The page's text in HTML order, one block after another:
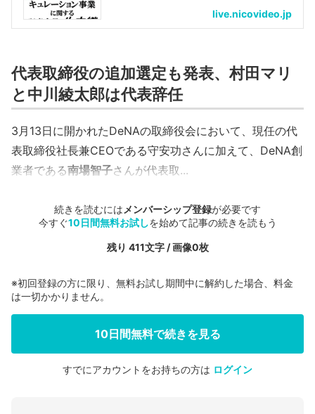
live.nicovideo.jp
代表取締役の追加選定も発表、村田マリ
と中川綾太郎は代表辞任
3月13日に開かれたDeNAの取締役会において、現任の代
表取締役社長兼CEOである守安功さんに加えて、DeNA創
業者である南場智子さんが代表取...
続きを読むには メンバーシップ登録が必要です
今すぐ10日間無料お試しを始めて記事の続きを読もう
残り 411文字 / 画像0枚
会員登録する
※初回登録の方に限り、無料お試し期間中に解約した場合、料金
は一切かかりません。
10日間無料で続きを見る
すでにアカウントをお持ちの方は ログイン